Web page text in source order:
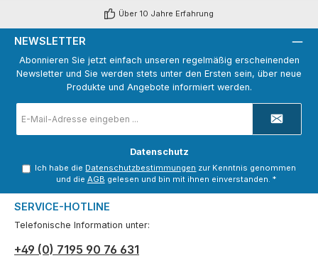
Über 10 Jahre Erfahrung
NEWSLETTER
Abonnieren Sie jetzt einfach unseren regelmäßig erscheinenden
Newsletter und Sie werden stets unter den Ersten sein, über neue
Produkte und Angebote informiert werden.
Mail-
Adresse
Datenschutz
Ich habe die Datenschutzbestimmungen zur Kenntnis genommen
und die AGB gelesen und bin mit ihnen einverstanden. *
SERVICE-HOTLINE
Telefonische Information unter:
+49 (0) 7195 90 76 631